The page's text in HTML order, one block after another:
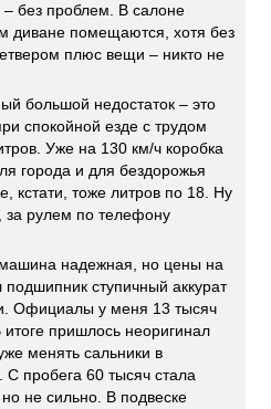
– без проблем. В салоне
диване помещаются, хотя без
плюс вещи – никто не
большой недостаток – это
спокойной езде с трудом
Уже на 130 км/ч коробка
города и для бездорожья
кстати, тоже литров по 18. Ну
за рулем по телефону
надежная, но цены на
подшипник ступичный аккурат
Официалы у меня 13 тысяч
пришлось неоригинал
менять сальники в
С пробега 60 тысяч стала
не сильно. В подвеске